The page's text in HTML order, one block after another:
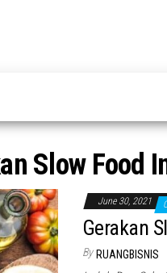
Slow Food
June 30, 2021
Gerakan
By RUANGBISNIS